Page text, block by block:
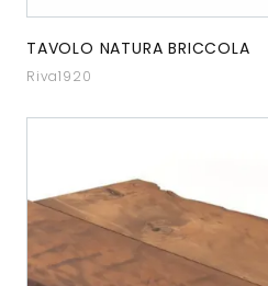
TAVOLO NATURA BRICCOLA
Riva1920